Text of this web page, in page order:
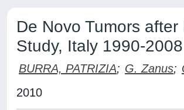
De Novo Tumors
Study, Italy 1990-2008
BURRA, PATRIZIA; G. Zanus;
2010